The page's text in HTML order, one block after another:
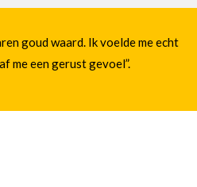
goud waard. Ik voelde me echt
me een gerust gevoel”.